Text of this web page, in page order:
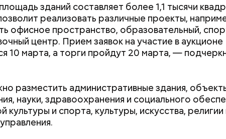
зданий составляет более 1,1 тысячи
реализовать различные проекты,
офисное пространство, образовательный,
центр. Прием заявок на участие в аукционе
10 марта, а торги пройдут 20 марта, —
разместить административные здания,
науки, здравоохранения и социального
культуры и спорта, культуры, искусства, религии
будет иметь хорошую транспортную
рядом с ним расположены станция метро
центрального диаметра и Люблинско-
Третье транспортное кольцо.